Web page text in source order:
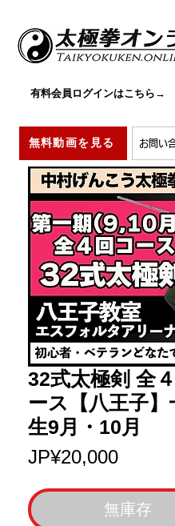
お問い
無料動画を見る
有料会員ログインはこちら→
32式太極剣 全
ース【八王子】
生9月・10月
JP¥20,000價
無庫存